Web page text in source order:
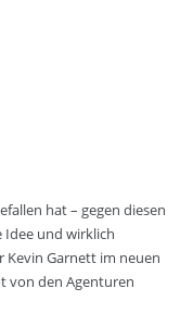
hat – gegen diesen
Idee und wirklich
Kevin Garnett im neuen
von den Agenturen